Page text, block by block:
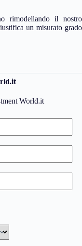
rimodellando il nostro
un misurato grado
World.it